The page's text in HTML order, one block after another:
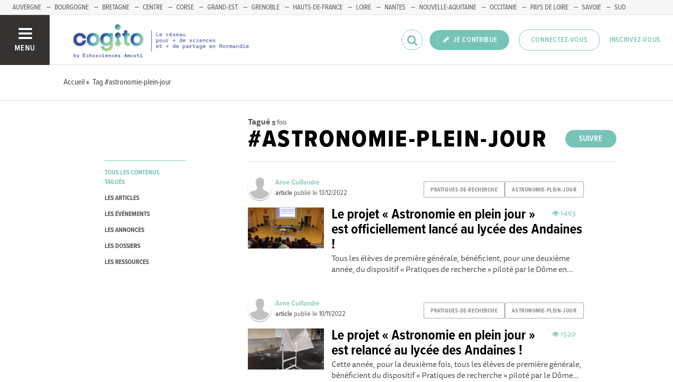
AUVERGNE BOURGOGNE BRETAGNE CENTRE CORSE GRAND-EST GRENOBLE HAUTS-DE-FRANCE LOIRE NANTES NOUVELLE-AQUITAINE OCCITANIE PAYS DE LOIRE SAVOIE SUD
MENU
JE CONTRIBUE CONNECTEZ-VOUS INSCRIVEZ-VOUS
Accueil Tag #astronomie-plein-jour
TOUS LES CONTENUS
TAGUÉS
LES ARTICLES
LES ÉVÉNEMENTS
LES ANNONCES
LES DOSSIERS
LES RESSOURCES
Tagué 5fois
SUIVRE
#ASTRONOMIE-PLEIN-JOUR
PRATIQUES-DE-RECHERCHE ASTRONOMIE-PLEIN-JOUR
Anne Cuillandre
article publié le13/12/2022
1463
Le projet « Astronomie en plein jour »
est officiellement lancé au lycée des Andaines
!
Tous les élèves de première générale, bénéficient, pour une deuxième
année, du dispositif « Pratiques de recherche » piloté par le Dôme en...
PRATIQUES-DE-RECHERCHE ASTRONOMIE-PLEIN-JOUR
Anne Cuillandre
article publié le10/11/2022
1520
Le projet « Astronomie en plein jour »
est relancé au lycée des Andaines !
Cette année, pour la deuxième fois, tous les élèves de première générale,
bénéficient du dispositif « Pratiques de recherche » piloté par le Dôme...